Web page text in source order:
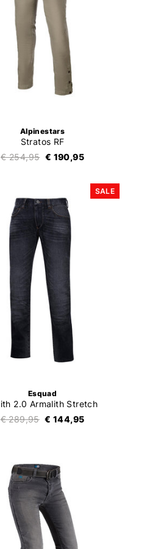
Alpinestars
Stratos RF
€ 254,95 € 190,95
SALE
Esquad
2.0 Armalith Stretch
€ 289,95 € 144,95